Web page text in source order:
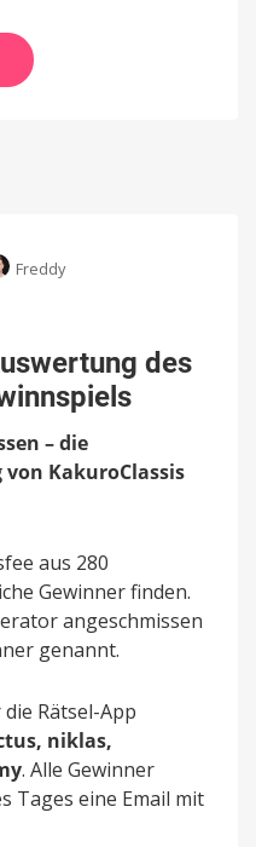
Freddy
des
– die
KakuroClassis
aus 280
Gewinner finden.
angeschmissen
genannt.
Rätsel-App
niklas,
. Alle Gewinner
Tages eine Email mit